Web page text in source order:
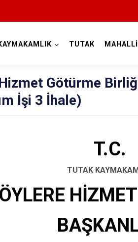
TUTAK
Götürme
İşi 3 İhale)
T.C.
TUTAK